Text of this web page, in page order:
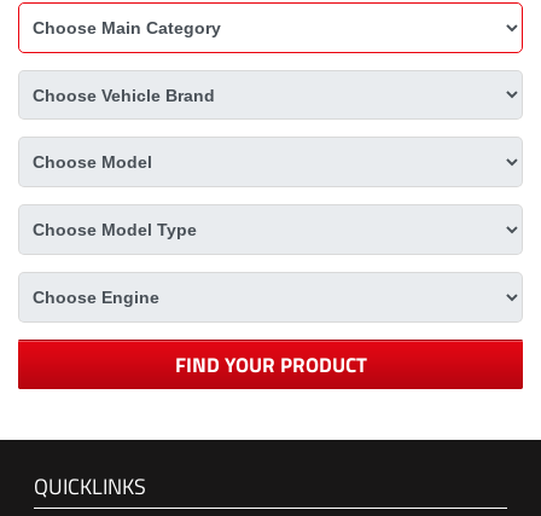
FIND YOUR PRODUCT
QUICKLINKS